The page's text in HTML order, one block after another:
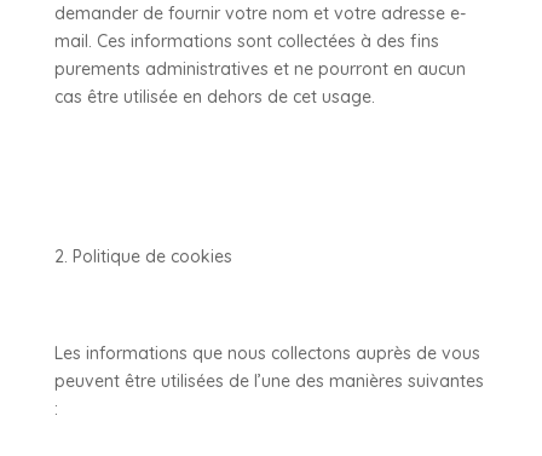
demander de fournir votre nom et votre adresse e-
mail. Ces informations sont collectées à des fins
purements administratives et ne pourront en aucun
cas être utilisée en dehors de cet usage.
Politique de cookies
Les informations que nous collectons auprès de vous
peuvent être utilisées de l’une des manières suivantes
: